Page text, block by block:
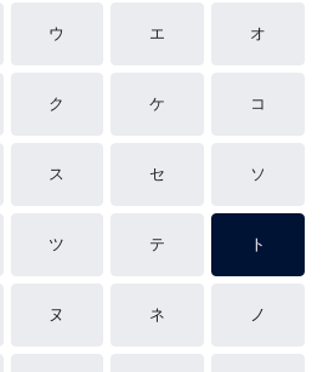
ウ エ オ
ク ケ コ
ス セ ソ
ツ テ ト
ヌ ネ ノ